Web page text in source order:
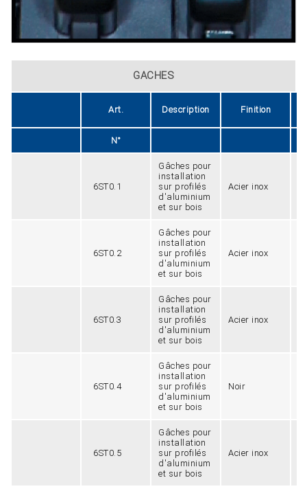
GACHES
Art. Description Finition
N°
6ST0.1
Gâches pour
installation
sur profilés
d'aluminium
et sur bois
Acier inox
6ST0.2
Gâches pour
installation
sur profilés
d'aluminium
et sur bois
Acier inox
6ST0.3
Gâches pour
installation
sur profilés
d'aluminium
et sur bois
Acier inox
6ST0.4
Gâches pour
installation
sur profilés
d'aluminium
et sur bois
Noir
6ST0.5
Gâches pour
installation
sur profilés
d'aluminium
et sur bois
Acier inox